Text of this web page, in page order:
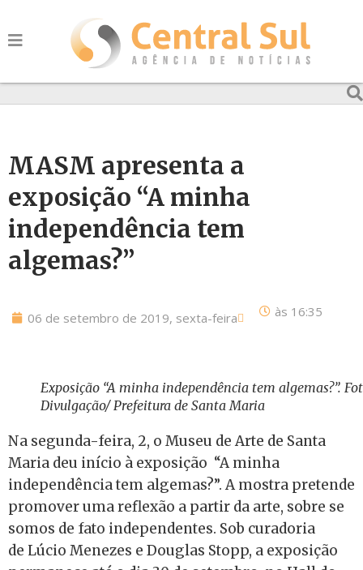
MASM apresenta a
exposição “A minha
independência tem
algemas?”
06 de setembro de 2019, sexta-feira às 16:35
Exposição “A minha independência tem algemas?”.
Divulgação/ Prefeitura de Santa Maria
Na segunda-feira, 2, o Museu de Arte de Santa
Maria deu início à exposição “A minha
independência tem algemas?”. A mostra pretende
promover uma reflexão a partir da arte, sobre se
somos de fato independentes. Sob curadoria
de Lúcio Menezes e Douglas Stopp, a exposição